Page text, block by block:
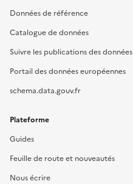
Données de référence
Catalogue de données
Suivre les publications des données
Portail des données européennes
schema.data.gouv.fr
Plateforme
Guides
Feuille de route et nouveautés
Nous écrire